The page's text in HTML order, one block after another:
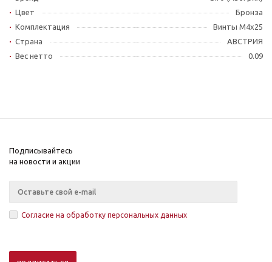
Цвет
Бронза
Комплектация
Винты M4x25
Страна
АВСТРИЯ
Вес нетто
0.09
Подписывайтесь
на новости и акции
Согласие на обработку персональных данных